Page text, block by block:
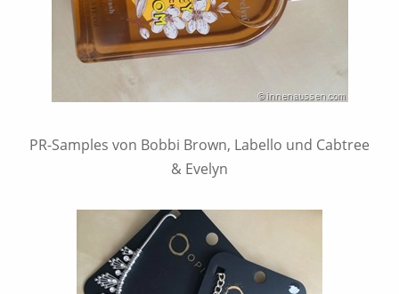
PR-Samples von Bobbi Brown, Labello und Cabtree
& Evelyn